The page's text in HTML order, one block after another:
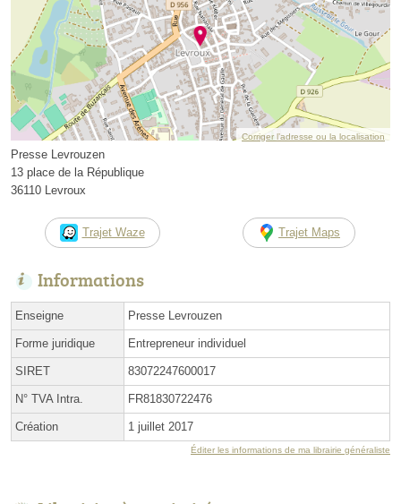
Corriger l’adresse ou la localisation
Presse Levrouzen
13 place de la République
36110 Levroux
Trajet Waze Trajet Maps
Informations
Enseigne Presse Levrouzen
Forme juridique Entrepreneur individuel
SIRET 83072247600017
N° TVA Intra. FR81830722476
Création 1 juillet 2017
Éditer les informations de ma librairie généraliste